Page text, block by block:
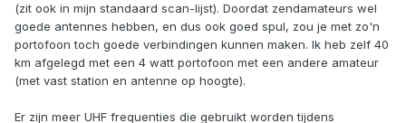
(zit ook in mijn standaard scan-lijst). Doordat zendamateurs wel
goede antennes hebben, en dus ook goed spul, zou je met zo'n
portofoon toch goede verbindingen kunnen maken. Ik heb zelf 40
km afgelegd met een 4 watt portofoon met een andere amateur
(met vast station en antenne op hoogte).
Er zijn meer UHF frequenties die gebruikt worden tijdens